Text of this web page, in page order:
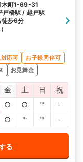
木町1-69-31
戸橋駅 / 越戸駅
徒歩6分
応可
お子様同伴可
お見舞金
金 土 日
祝
○ ○ ℡
-
○ ℡ ℡ -
る